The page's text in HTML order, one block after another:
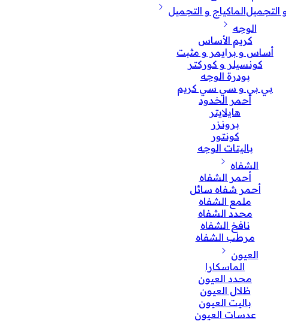
الماكياج و التجميل
الوجه
كريم الأساس
أساس و برايمر و مثبت
كونسيلر و كوركتر
بودرة الوجه
بي بي و سي سي كريم
أحمر الخدود
هايلايتر
برونزر
كونتور
باليتات الوجه
الشفاه
أحمر الشفاه
أحمر شفاه سائل
ملمع الشفاه
محدد الشفاه
نافخ الشفاه
مرطب الشفاه
العيون
الماسكارا
محدد العيون
ظلال العيون
باليت العيون
عدسات العيون